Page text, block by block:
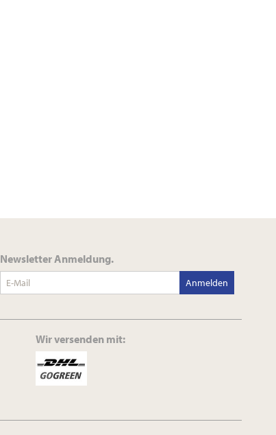
Newsletter Anmeldung.
Anmelden
Wir versenden mit: